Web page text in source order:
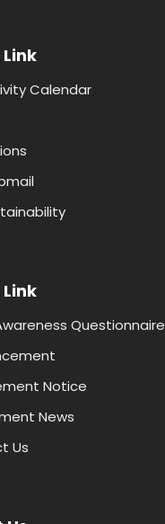
Calendar
Questionnaire
Notice
News
Us